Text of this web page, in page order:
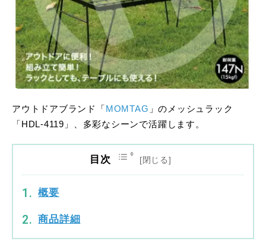
アウトドアブランド「MOMTAG 」のメッシュラック
「HDL-4119」、多彩なシーンで活躍します。
目次
概要
商品詳細